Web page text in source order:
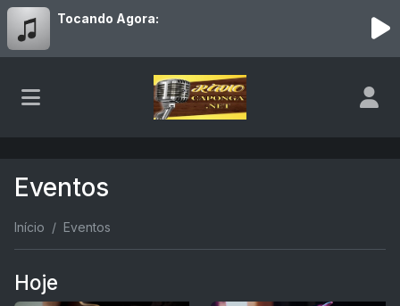
Tocando Agora:
Eventos
Início Eventos
Hoje